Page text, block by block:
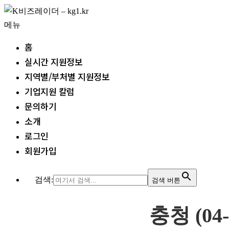
내
용
메뉴
홈
실시간 지원정보
지역별/부처별 지원정보
기업지원 칼럼
문의하기
소개
로그인
회원가입
검색: 검색 버튼
충청